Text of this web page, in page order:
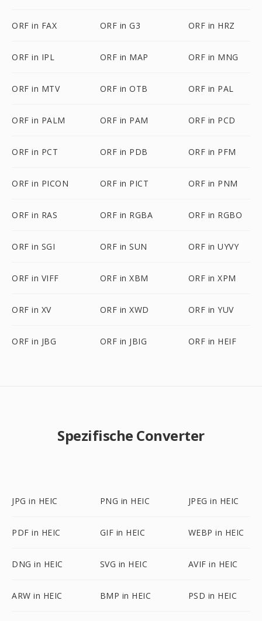
ORF in FAX ORF in G3 ORF in HRZ
ORF in IPL ORF in MAP ORF in MNG
ORF in MTV ORF in OTB ORF in PAL
ORF in PALM ORF in PAM ORF in PCD
ORF in PCT ORF in PDB ORF in PFM
ORF in PICON ORF in PICT ORF in PNM
ORF in RAS ORF in RGBA ORF in RGBO
ORF in SGI ORF in SUN ORF in UYVY
ORF in VIFF ORF in XBM ORF in XPM
ORF in XV ORF in XWD ORF in YUV
ORF in JBG ORF in JBIG ORF in HEIF
Spezifische Converter
JPG in HEIC PNG in HEIC JPEG in HEIC
PDF in HEIC GIF in HEIC WEBP in HEIC
DNG in HEIC SVG in HEIC AVIF in HEIC
ARW in HEIC BMP in HEIC PSD in HEIC